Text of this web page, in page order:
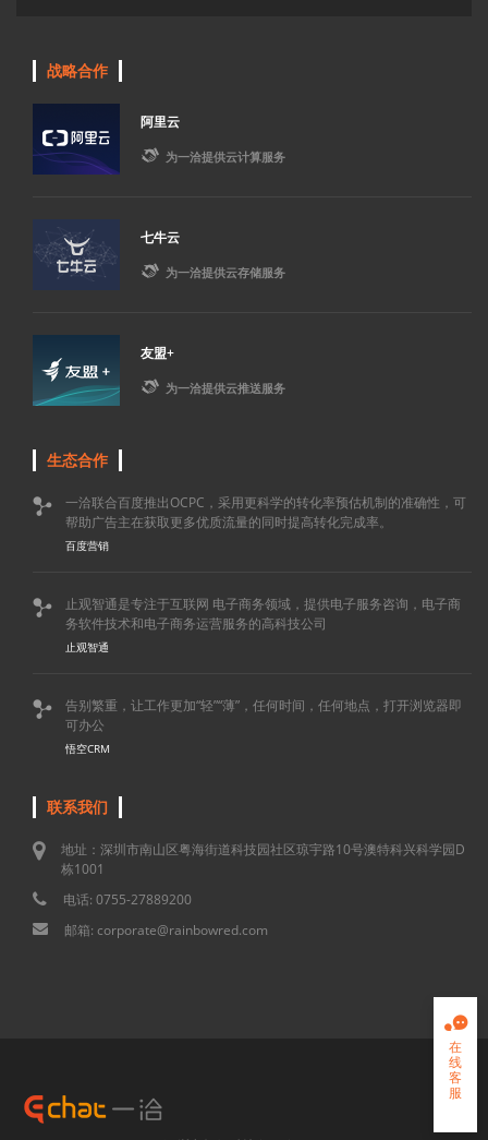
战略合作
阿里云
 为一洽提供云计算服务
七牛云
 为一洽提供云存储服务
友盟+
 为一洽提供云推送服务
生态合作

一洽联合百度推出OCPC，采用更科学的转化率预估机制的准确性，可
帮助广告主在获取更多优质流量的同时提高转化完成率。
百度营销

止观智通是专注于互联网 电子商务领域，提供电子服务咨询，电子商
务软件技术和电子商务运营服务的高科技公司
止观智通

告别繁重，让工作更加“轻”“薄”，任何时间，任何地点，打开浏览器即
可办公
悟空CRM
联系我们
地址：深圳市南山区粤海街道科技园社区琼宇路10号澳特科兴科学园D
栋1001
电话: 0755-27889200
邮箱: corporate@rainbowred.com

在
线
客
服